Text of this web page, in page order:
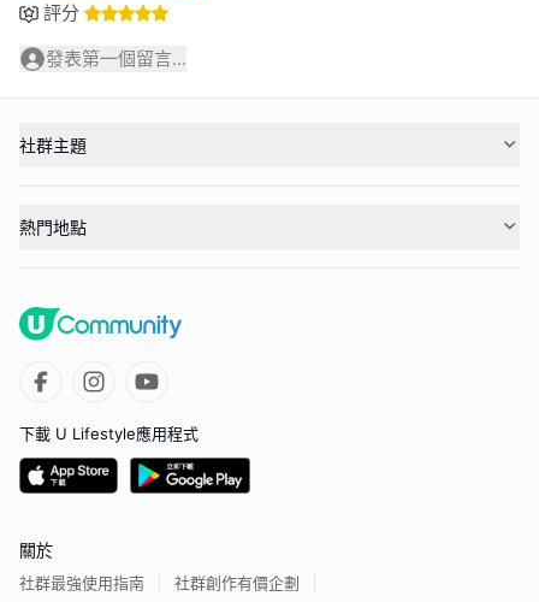
評分
發表第一個留言...
社群主題
熱門地點
下載 U Lifestyle應用程式
關於
社群最強使用指南 社群創作有價企劃